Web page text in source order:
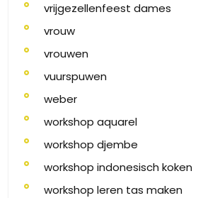
vrijgezellenfeest dames
vrouw
vrouwen
vuurspuwen
weber
workshop aquarel
workshop djembe
workshop indonesisch koken
workshop leren tas maken